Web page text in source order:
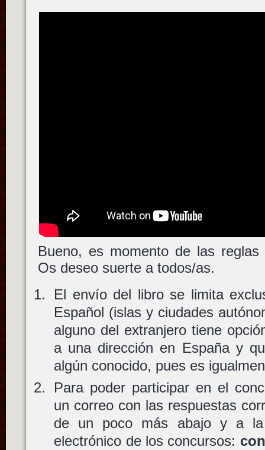
Bueno, es momento de las
Os deseo suerte a todos/as.
El envío del libro se limita
Español (islas y ciudades
alguno del extranjero tiene
a una dirección en España y
algún conocido, pues es
Para poder participar en el
un correo con las respuestas
de un poco más abajo y a la
electrónico de los concursos: